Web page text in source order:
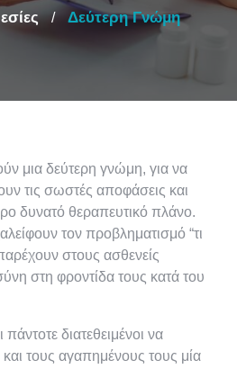
/ Δεύτερη Γνώμη
μια δεύτερη γνώμη, για να
τις σωστές αποφάσεις και
δυνατό θεραπευτικό πλάνο.
τον προβληματισμό “τι
στους ασθενείς
στη φροντίδα τους κατά του
διατεθειμένοι να
τους αγαπημένους τους μία